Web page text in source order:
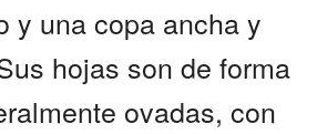
y una copa ancha y
hojas son de forma
ovadas, con